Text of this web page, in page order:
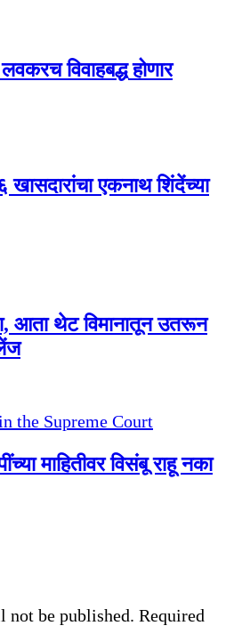
विवाहबद्ध होणार
एकनाथ शिंदेंच्या
आता थेट विमानातून उतरून
माहितीवर विसंबू राहू नका
not be published. Required